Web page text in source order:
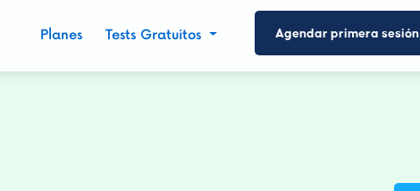
Planes Tests Gratuitos Agendar primera sesión